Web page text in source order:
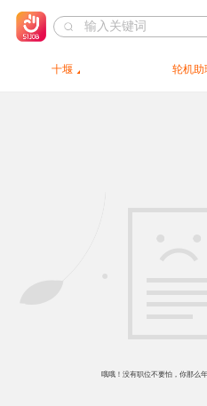
十堰 轮机助
哦哦！没有职位不要怕，你那么